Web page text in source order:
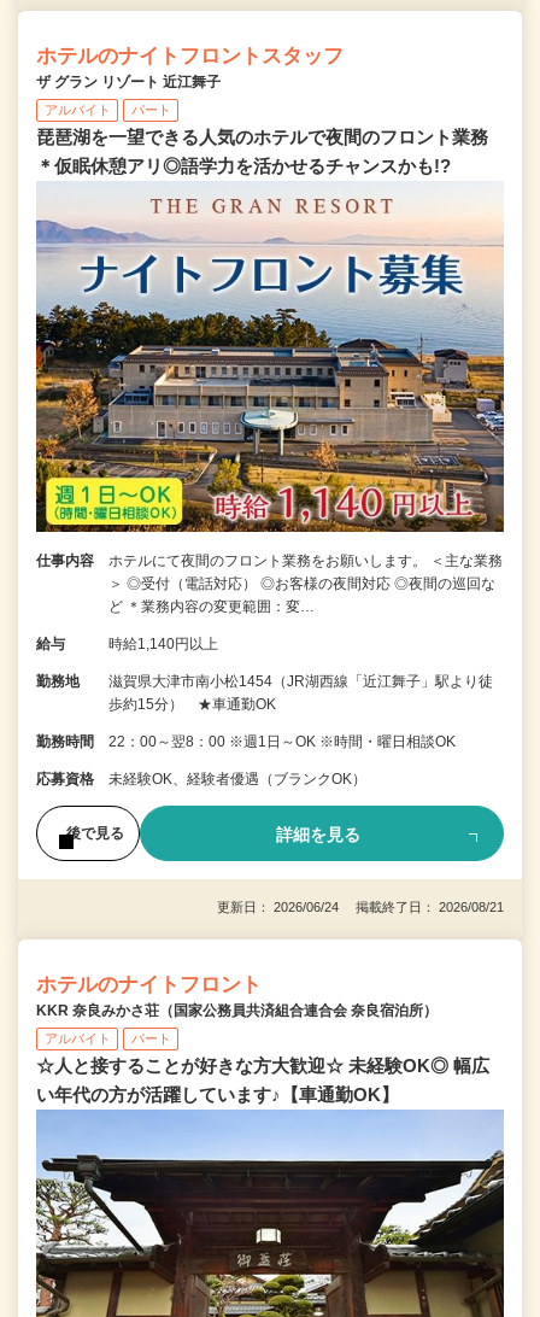
ホテルのナイトフロントスタッフ
ザ グラン リゾート 近江舞子
アルバイト パート
琵琶湖を一望できる人気のホテルで夜間のフロント業務
＊仮眠休憩アリ◎語学力を活かせるチャンスかも!?
仕事内容
ホテルにて夜間のフロント業務をお願いします。 ＜主な業務
＞ ◎受付（電話対応） ◎お客様の夜間対応 ◎夜間の巡回な
ど ＊業務内容の変更範囲：変…
給与 時給1,140円以上
勤務地
滋賀県大津市南小松1454（JR湖西線「近江舞子」駅より徒
歩約15分） ★車通勤OK
勤務時間 22：00～翌8：00 ※週1日～OK ※時間・曜日相談OK
応募資格 未経験OK、経験者優遇（ブランクOK）
後で見る 詳細を見る
更新日： 2026/06/24 掲載終了日： 2026/08/21
ホテルのナイトフロント
KKR 奈良みかさ荘（国家公務員共済組合連合会 奈良宿泊所）
アルバイト パート
☆人と接することが好きな方大歓迎☆ 未経験OK◎ 幅広
い年代の方が活躍しています♪【車通勤OK】